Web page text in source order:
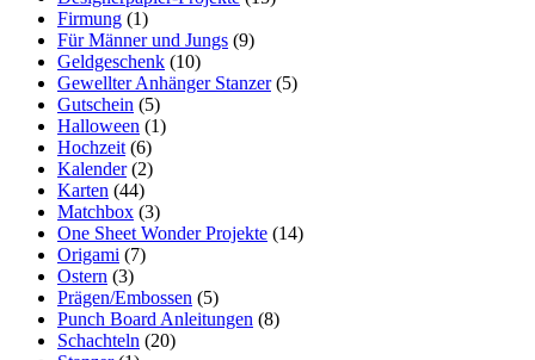
Firmung (1)
Für Männer und Jungs (9)
Geldgeschenk (10)
Gewellter Anhänger Stanzer(5)
Gutschein (5)
Halloween (1)
Hochzeit (6)
Kalender(2)
Karten (44)
Matchbox (3)
One Sheet Wonder Projekte (14)
Origami (7)
Ostern (3)
Prägen/Embossen (5)
Punch Board Anleitungen (8)
Schachteln (20)